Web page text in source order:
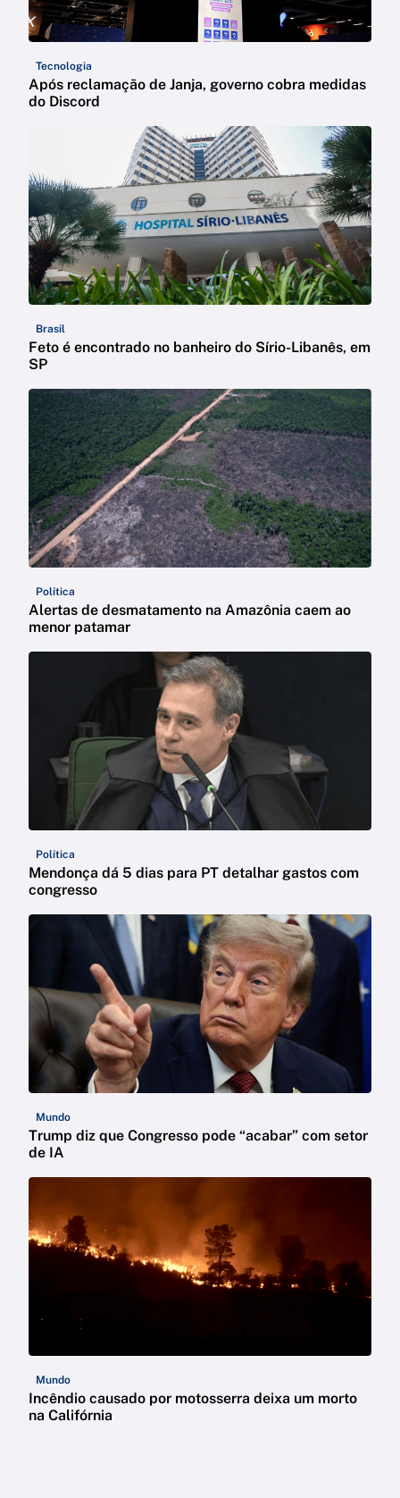
Tecnologia
Após reclamação de Janja, governo cobra medidas
do Discord
Brasil
Feto é encontrado no banheiro do Sírio-Libanês, em
SP
Política
Alertas de desmatamento na Amazônia caem ao
menor patamar
Política
Mendonça dá 5 dias para PT detalhar gastos com
congresso
Mundo
Trump diz que Congresso pode “acabar” com setor
de IA
Mundo
Incêndio causado por motosserra deixa um morto
na Califórnia